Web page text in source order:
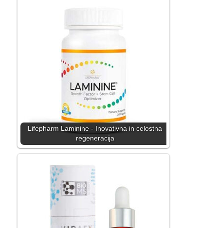
Lifepharm Laminine - Inovativna in celostna
regeneracija